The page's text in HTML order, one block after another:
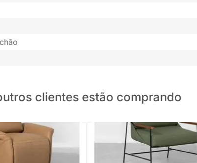
clientes estão comprando
ENTREGA
Estonado - Castanho
Poltrona Leme - Pesto